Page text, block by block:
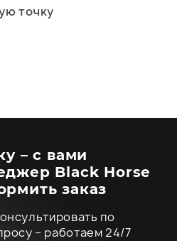
точку
– с вами
Black Horse
заказ
по
– работаем 24/7